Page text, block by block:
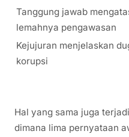
Tanggung jawab
lemahnya pengawasan
Kejujuran menjelaskan
korupsi
Hal yang sama juga
dimana lima pernyataan